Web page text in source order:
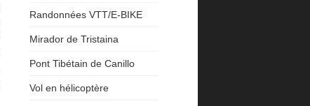
Randonnées VTT/E-BIKE
Mirador de Tristaina
Pont Tibétain de Canillo
Vol en hélicoptère